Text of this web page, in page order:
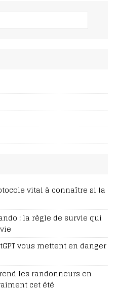
vital à connaître si la
: la règle de survie qui
vous mettent en danger
les randonneurs en
cet été